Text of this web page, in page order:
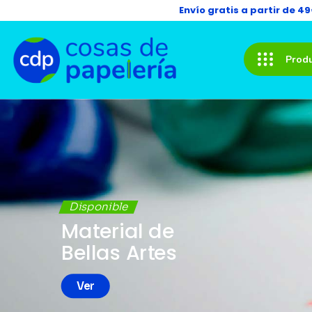
Envío gratis a partir de
Disponible
Material de
Bellas Artes
Ver